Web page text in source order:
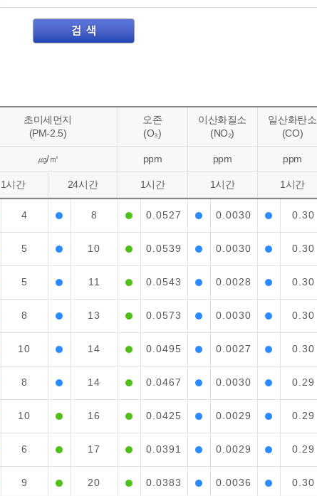
초미세먼지
(PM-2.5)
오존
(O₃)
이산화질소
(NO₂)
일산화탄소
(CO)
㎍/㎥ ppm ppm ppm
1시간 24시간 1시간 1시간 1시간
4 8 0.0527 0.0030 0.30
5 10 0.0539 0.0030 0.30
5 11 0.0543 0.0028 0.30
8 13 0.0573 0.0030 0.30
10 14 0.0495 0.0027 0.30
8 14 0.0467 0.0030 0.29
10 16 0.0425 0.0029 0.29
6 17 0.0391 0.0029 0.29
9 20 0.0383 0.0036 0.30